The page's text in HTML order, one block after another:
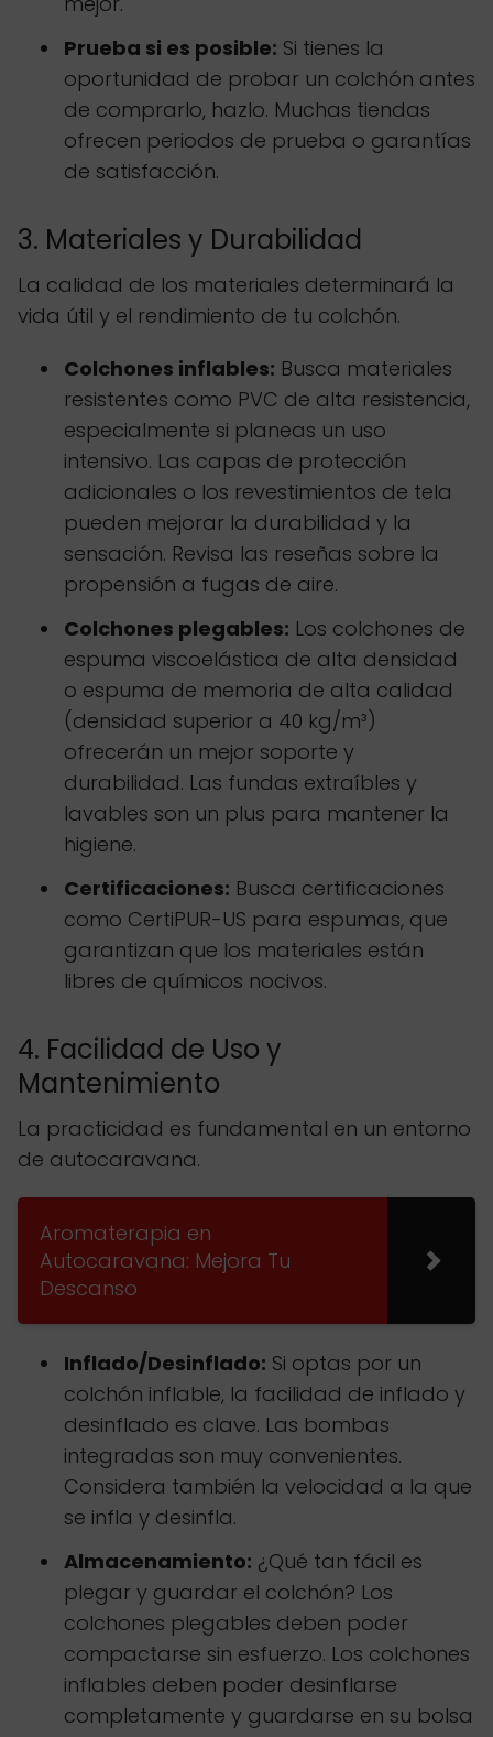
Prueba si es posible: Si tienes la
oportunidad de probar un colchón antes
de comprarlo, hazlo. Muchas tiendas
ofrecen periodos de prueba o garantías
de satisfacción.
3. Materiales y Durabilidad
La calidad de los materiales determinará la
vida útil y el rendimiento de tu colchón.
Colchones inflables: Busca materiales
resistentes como PVC de alta resistencia,
especialmente si planeas un uso
intensivo. Las capas de protección
adicionales o los revestimientos de tela
pueden mejorar la durabilidad y la
sensación. Revisa las reseñas sobre la
propensión a fugas de aire.
Colchones plegables: Los colchones de
espuma viscoelástica de alta densidad
o espuma de memoria de alta calidad
(densidad superior a 40 kg/m³)
ofrecerán un mejor soporte y
durabilidad. Las fundas extraíbles y
lavables son un plus para mantener la
higiene.
Certificaciones: Busca certificaciones
como CertiPUR-US para espumas, que
garantizan que los materiales están
libres de químicos nocivos.
4. Facilidad de Uso y
Mantenimiento
La practicidad es fundamental en un entorno
de autocaravana.
Aromaterapia en
Autocaravana: Mejora Tu
Descanso
Inflado/Desinflado: Si optas por un
colchón inflable, la facilidad de inflado y
desinflado es clave. Las bombas
integradas son muy convenientes.
Considera también la velocidad a la que
se infla y desinfla.
Almacenamiento: ¿Qué tan fácil es
plegar y guardar el colchón? Los
colchones plegables deben poder
compactarse sin esfuerzo. Los colchones
inflables deben poder desinflarse
completamente y guardarse en su bolsa